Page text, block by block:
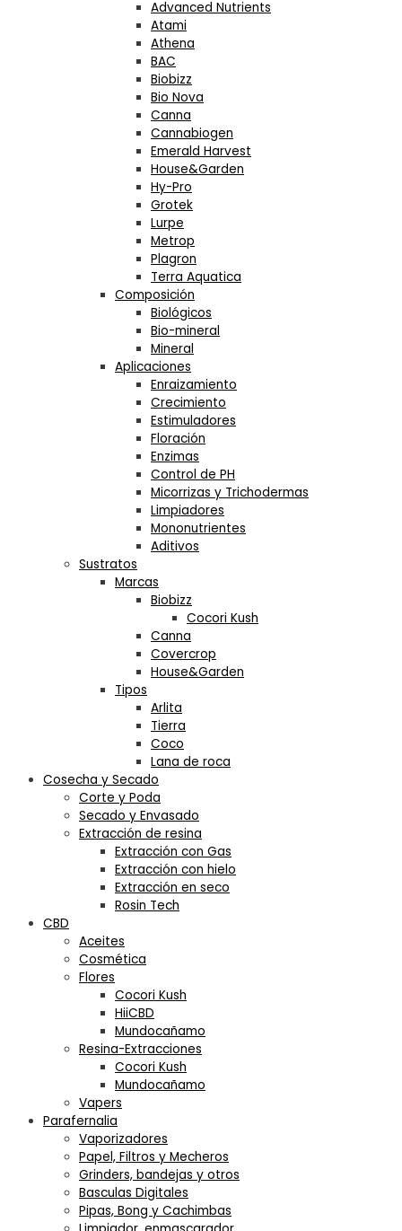
Advanced Nutrients
Atami
Athena
BAC
Biobizz
Bio Nova
Canna
Cannabiogen
Emerald Harvest
House&Garden
Hy-Pro
Grotek
Lurpe
Metrop
Plagron
Terra Aquatica
Composición
Biológicos
Bio-mineral
Mineral
Aplicaciones
Enraizamiento
Crecimiento
Estimuladores
Floración
Enzimas
Control de PH
Micorrizas y Trichodermas
Limpiadores
Mononutrientes
Aditivos
Sustratos
Marcas
Biobizz
Cocori Kush
Canna
Covercrop
House&Garden
Tipos
Arlita
Tierra
Coco
Lana de roca
Cosecha y Secado
Corte y Poda
Secado y Envasado
Extracción de resina
Extracción con Gas
Extracción con hielo
Extracción en seco
Rosin Tech
CBD
Aceites
Cosmética
Flores
Cocori Kush
HiiCBD
Mundocañamo
Resina-Extracciones
Cocori Kush
Mundocañamo
Vapers
Parafernalia
Vaporizadores
Papel, Filtros y Mecheros
Grinders, bandejas y otros
Basculas Digitales
Pipas, Bong y Cachimbas